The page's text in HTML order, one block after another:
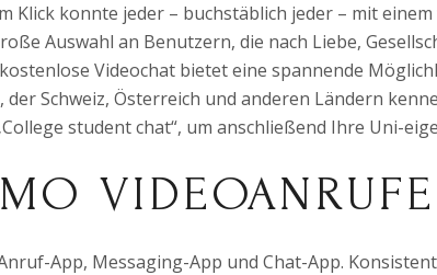
Klick konnte jeder – buchstäblich jeder – mit
Auswahl an Benutzern, die nach Liebe,
Videochat bietet eine spannende
der Schweiz, Österreich und anderen Ländern
student chat“, um anschließend Ihre Uni-
App, Messaging-App und Chat-App.